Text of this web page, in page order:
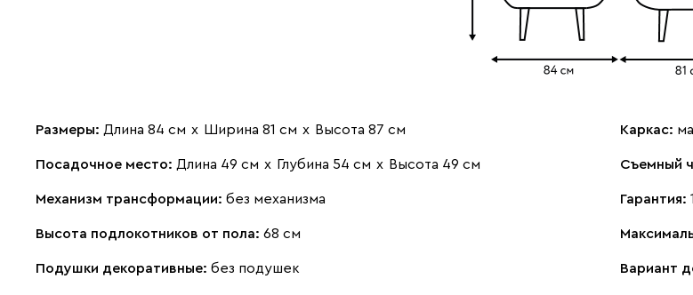
Размеры: Длина 84 см х Ширина 81 см х Высота 87 см
Посадочное место: Длина 49 см х Глубина 54 см х Высота 49 см
Механизм трансформации: без механизма
Высота подлокотников от пола: 68 см
Подушки декоративные: без подушек
Каркас:
Съемный
Гарантия:
Вариант